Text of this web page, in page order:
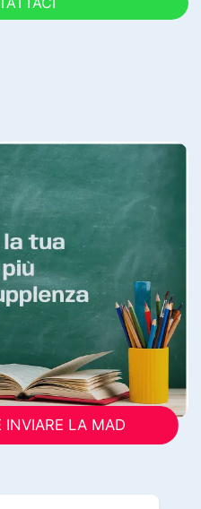
INVIARE LA MAD